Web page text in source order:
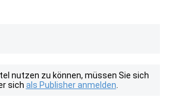
nutzen zu können, müssen Sie sich
sich als Publisher anmelden